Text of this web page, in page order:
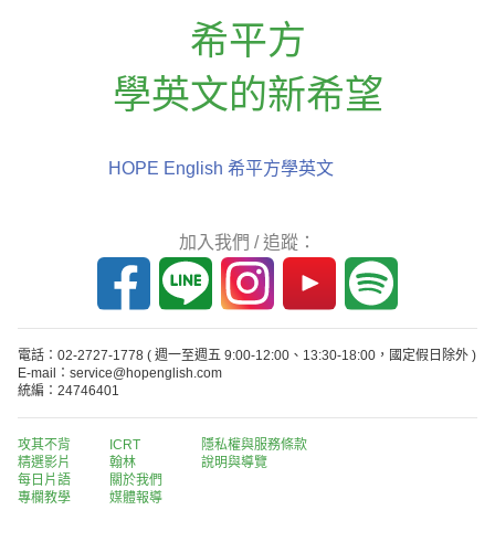
希平方
學英文的新希望
HOPE English 希平方學英文
加入我們 / 追蹤：
電話：02-2727-1778 ( 週一至週五 9:00-12:00、13:30-18:00，國定假日除外 )
E-mail：service@hopenglish.com
統編：24746401
攻其不背
精選影片
每日片語
專欄教學
ICRT
翰林
關於我們
媒體報導
隱私權與服務條款
說明與導覽